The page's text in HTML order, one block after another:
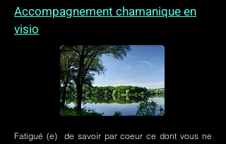
Accompagnement chamanique en
visio
Fatigué (e) de savoir par coeur ce dont vous ne